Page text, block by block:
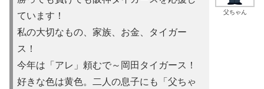
父ちゃん
ています！
私の大切なもの、家族、お金、タイガー
ス！
今年は「アレ」頼むで～岡田タイガース！
好きな色は黄色。二人の息子にも「父ちゃ